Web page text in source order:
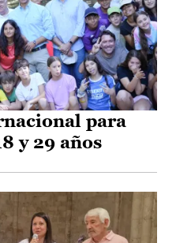
para
y 29 años